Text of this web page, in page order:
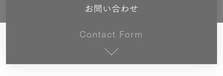
お問い合わせ
Contact Form